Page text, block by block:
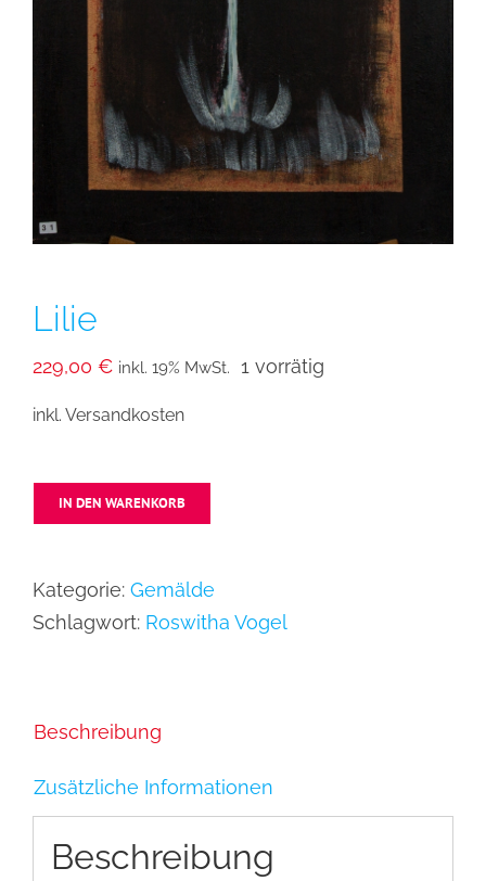
Lilie
229,00 € inkl. 19% MwSt. 1 vorrätig
inkl. Versandkosten
IN DEN WARENKORB
Kategorie: Gemälde
Schlagwort: Roswitha Vogel
Beschreibung
Zusätzliche Informationen
Beschreibung